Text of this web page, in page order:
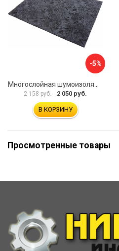
-5%
2 158 руб. 2 050 руб.
В КОРЗИНУ
Просмотренные товары